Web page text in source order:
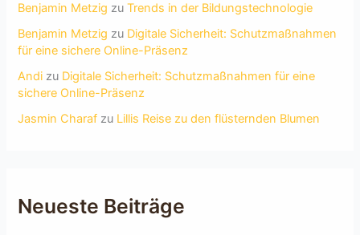
Benjamin Metzig zuTrends in der Bildungstechnologie
Benjamin Metzig zu Digitale Sicherheit: Schutzmaßnahmen
für eine sichere Online-Präsenz
Andi zu Digitale Sicherheit: Schutzmaßnahmen für eine
sichere Online-Präsenz
Jasmin Charaf zu Lillis Reise zu den flüsternden Blumen
Neueste Beiträge